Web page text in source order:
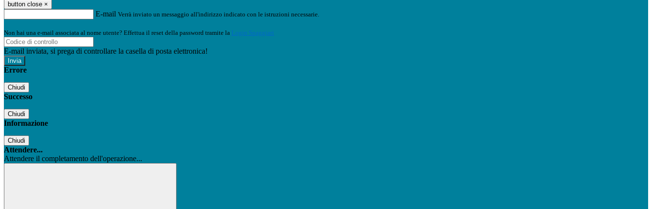
button close ×
E-mail Verrà inviato un messaggio all'indirizzo indicato con le istruzioni necessarie.
Non hai una e-mail associata al nome utente? Effettua il reset della password tramite la Login Spaggiari
E-mail inviata, si prega di controllare la casella di posta elettronica!
Errore
Chiudi
Successo
Chiudi
Informazione
Chiudi
Attendere...
Attendere il completamento dell'operazione...